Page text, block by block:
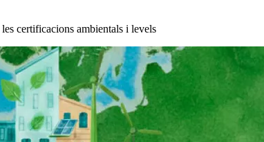
certificacions ambientals i levels